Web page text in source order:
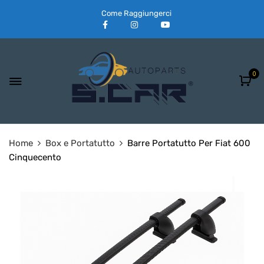
Come Raggiungerci
0
Home Box e Portatutto
Barre Portatutto Per Fiat 600
Cinquecento